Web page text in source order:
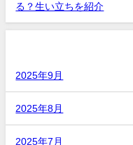
る？生い立ちを紹介
2025年9月
2025年8月
2025年7月